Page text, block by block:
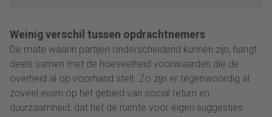
Weinig verschil tussen opdrachtnemers
De mate waarin partijen onderscheidend kunnen zijn, hangt
deels samen met de hoeveelheid voorwaarden die de
overheid al op voorhand stelt. Zo zijn er tegenwoordig al
zoveel eisen op het gebied van social return en
duurzaamheid, dat het de ruimte voor eigen suggesties